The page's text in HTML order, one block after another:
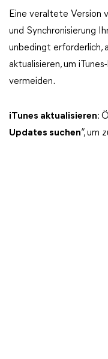
Eine veraltete Version
und Synchronisierung
unbedingt erforderlich,
aktualisieren, um
vermeiden.
iTunes aktualisieren:
Updates suchen“, um